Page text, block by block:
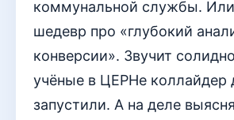
коммунальной службы. Или
шедевр про «глубокий
конверсии». Звучит
учёные в ЦЕРНе коллайдер
запустили. А на деле